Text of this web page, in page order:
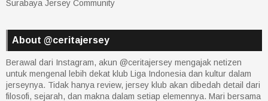
Surabaya Jersey Community
About @ceritajersey
Berawal dari Instagram, akun @ceritajersey mengajak netizen
untuk mengenal lebih dekat klub Liga Indonesia dan kultur dalam
jerseynya. Tidak hanya review, jersey klub akan dibedah detail dari
filosofi, sejarah, dan makna dalam setiap elemennya. Mari bersama